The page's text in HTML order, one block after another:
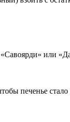
или
печенье